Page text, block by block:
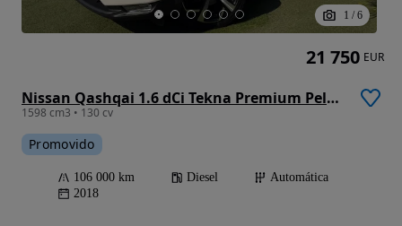
1 / 6
Nissan Qashqai 1.6 dCi Tekna Premium Pele Preta Xtronic
1598 cm3 • 130 cv
Promovido
106 000 km Diesel
Automática
2018
21 750 EUR